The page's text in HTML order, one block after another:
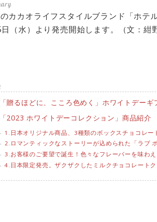
カカオライフスタイルブランド「ホテ
（水）より発売開始します。（文：紺
「贈るほどに、こころ色めく」ホワイトデーギ
「2023 ホワイトデーコレクション」商品紹介
1.日本オリジナル商品、3種類のボックスチョコレー
2.ロマンティックなストーリーが込められた「ラブ
3.お客様のご要望で誕生！色々なフレーバーを味わ
4.日本限定発売。ザクザクしたミルクチョコレート